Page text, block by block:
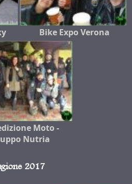
Bike Expo Verona
Moto -
Nutria
2017